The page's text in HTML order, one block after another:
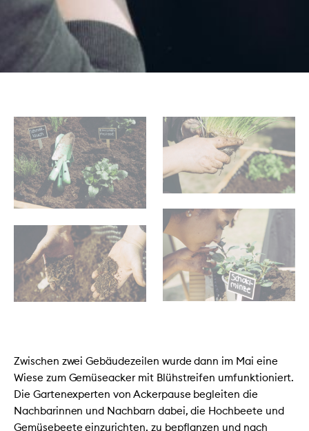
Zwischen zwei Gebäudezeilen wurde dann im Mai eine
Wiese zum Gemüseacker mit Blühstreifen umfunktioniert.
Die Gartenexperten von Ackerpause begleiten die
Nachbarinnen und Nachbarn dabei, die Hochbeete und
Gemüsebeete einzurichten, zu bepflanzen und nach